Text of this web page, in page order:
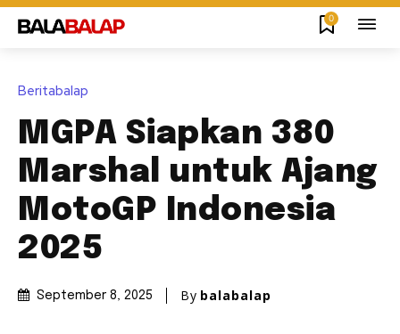
0
Beritabalap
MGPA Siapkan 380
Marshal untuk Ajang
MotoGP Indonesia
2025
September 8, 2025 By balabalap